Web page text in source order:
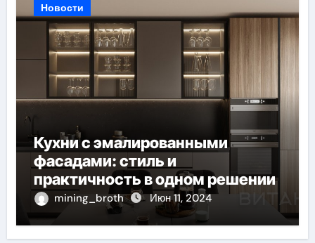
Новости
Кухни с эмалированными
фасадами: стиль и
практичность в одном решении
mining_broth Июн 11, 2024